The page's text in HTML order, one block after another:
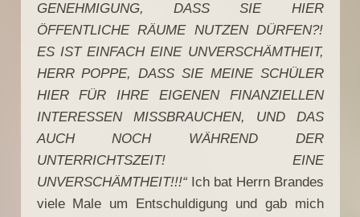
GENEHMIGUNG, DASS SIE HIER
ÖFFENTLICHE RÄUME NUTZEN DÜRFEN?!
ES IST EINFACH EINE UNVERSCHÄMTHEIT,
HERR POPPE, DASS SIE MEINE SCHÜLER
HIER FÜR IHRE EIGENEN FINANZIELLEN
INTERESSEN MISSBRAUCHEN, UND DAS
AUCH NOCH WÄHREND DER
UNTERRICHTSZEIT! EINE
UNVERSCHÄMTHEIT!!!“Ich bat Herrn Brandes
viele Male um Entschuldigung und gab mich